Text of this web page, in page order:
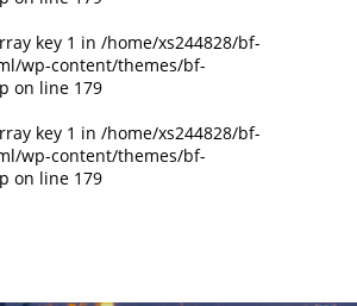
key 1 in /home/xs244828/bf-
wp-content/themes/bf-
on line 179
key 1 in /home/xs244828/bf-
wp-content/themes/bf-
on line 179